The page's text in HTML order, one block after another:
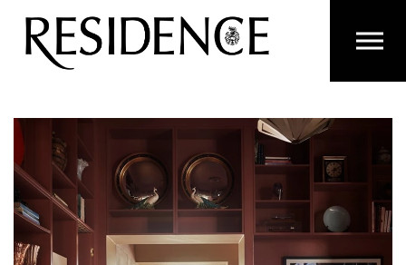
Overslaan en ga direct naar de inhoud